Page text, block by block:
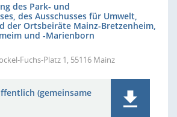
des Park- und
des Ausschusses für Umwelt,
der Ortsbeiräte Mainz-Bretzenheim,
und -Marienborn
Fuchs-Platz 1, 55116 Mainz
(gemeinsame